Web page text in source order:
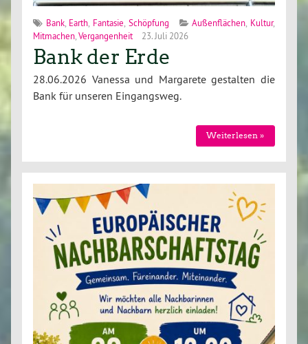
Bank, Earth Fantasie Schöpfung Außenflächen Kultur,
Mitmachen Vergangenheit 23. Juli 2026
Bank der Erde
28.06.2026 Vanessa und Margarete gestalten die
Bank für unseren Eingangsweg.
Weiterlesen »